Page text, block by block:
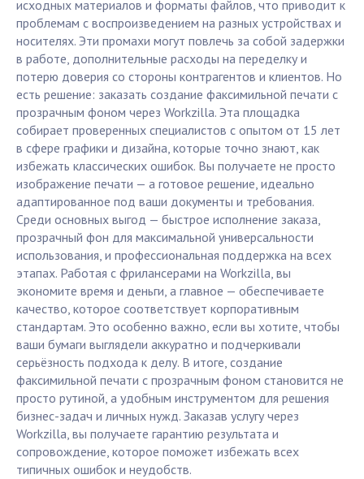
исходных материалов и форматы файлов, что приводит к
проблемам с воспроизведением на разных устройствах и
носителях. Эти промахи могут повлечь за собой задержки
в работе, дополнительные расходы на переделку и
потерю доверия со стороны контрагентов и клиентов. Но
есть решение: заказать создание факсимильной печати с
прозрачным фоном через Workzilla. Эта площадка
собирает проверенных специалистов с опытом от 15 лет
в сфере графики и дизайна, которые точно знают, как
избежать классических ошибок. Вы получаете не просто
изображение печати — а готовое решение, идеально
адаптированное под ваши документы и требования.
Среди основных выгод — быстрое исполнение заказа,
прозрачный фон для максимальной универсальности
использования, и профессиональная поддержка на всех
этапах. Работая с фрилансерами на Workzilla, вы
экономите время и деньги, а главное — обеспечиваете
качество, которое соответствует корпоративным
стандартам. Это особенно важно, если вы хотите, чтобы
ваши бумаги выглядели аккуратно и подчеркивали
серьёзность подхода к делу. В итоге, создание
факсимильной печати с прозрачным фоном становится не
просто рутиной, а удобным инструментом для решения
бизнес-задач и личных нужд. Заказав услугу через
Workzilla, вы получаете гарантию результата и
сопровождение, которое поможет избежать всех
типичных ошибок и неудобств.